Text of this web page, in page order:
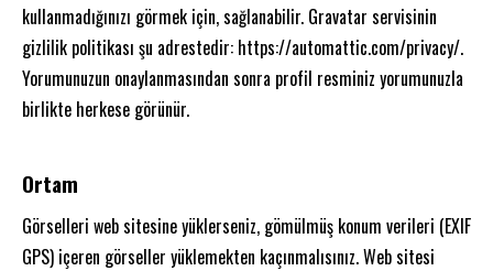
kullanmadığınızı görmek için, sağlanabilir. Gravatar servisinin
gizlilik politikası şu adrestedir: https://automattic.com/privacy/.
Yorumunuzun onaylanmasından sonra profil resminiz yorumunuzla
birlikte herkese görünür.
Ortam
Görselleri web sitesine yüklerseniz, gömülmüş konum verileri (EXIF
GPS) içeren görseller yüklemekten kaçınmalısınız. Web sitesi